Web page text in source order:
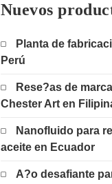
Nuevos
Planta de
Perú
Rese?as de
Chester Art en
Nanofluido para
aceite en Ecuador
A?o desafiante